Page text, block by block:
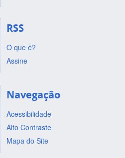
RSS
O que é?
Assine
Navegação
Acessibilidade
Alto Contraste
Mapa do Site